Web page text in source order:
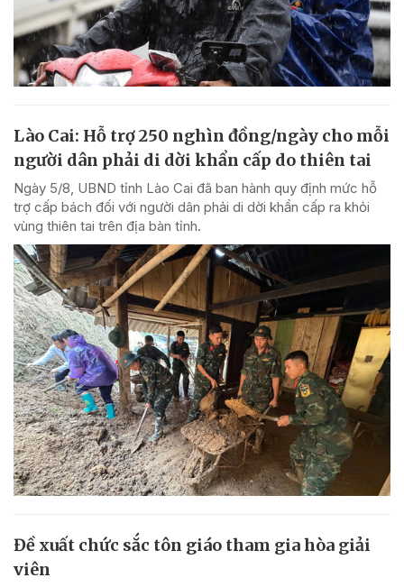
Lào Cai: Hỗ trợ 250 nghìn đồng/ngày cho mỗi
người dân phải di dời khẩn cấp do thiên tai
Ngày 5/8, UBND tỉnh Lào Cai đã ban hành quy định mức hỗ
trợ cấp bách đối với người dân phải di dời khẩn cấp ra khỏi
vùng thiên tai trên địa bàn tỉnh.
Đề xuất chức sắc tôn giáo tham gia hòa giải
viên